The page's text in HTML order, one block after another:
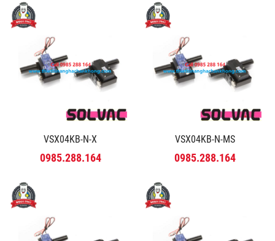
VSX04KB-N-X
0985.288.164
VSX04KB-N-MS
0985.288.164